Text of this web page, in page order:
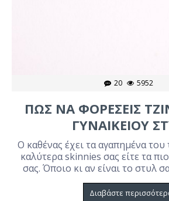
20 5952
ΠΩΣ ΝΑ ΦΟΡΕΣΕΙΣ
ΓΥΝΑΙΚΕΙΟΥ
Ο καθένας έχει τα αγαπημένα του
καλύτερα skinnies σας είτε τα
σας. Όποιο κι αν είναι το στυλ
Διαβάστε